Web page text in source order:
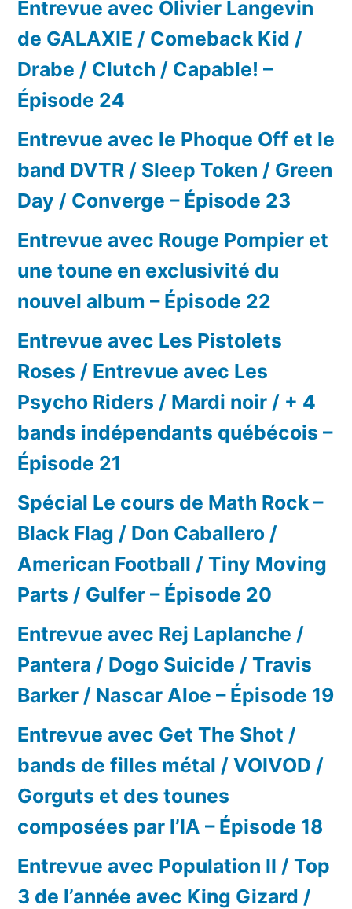
Entrevue avec Olivier Langevin
de GALAXIE / Comeback Kid /
Drabe / Clutch / Capable! –
Épisode 24
Entrevue avec le Phoque Off et le
band DVTR / Sleep Token / Green
Day / Converge – Épisode 23
Entrevue avec Rouge Pompier et
une toune en exclusivité du
nouvel album – Épisode 22
Entrevue avec Les Pistolets
Roses / Entrevue avec Les
Psycho Riders / Mardi noir / + 4
bands indépendants québécois –
Épisode 21
Spécial Le cours de Math Rock –
Black Flag / Don Caballero /
American Football / Tiny Moving
Parts / Gulfer – Épisode 20
Entrevue avec Rej Laplanche /
Pantera / Dogo Suicide / Travis
Barker / Nascar Aloe – Épisode 19
Entrevue avec Get The Shot /
bands de filles métal / VOIVOD /
Gorguts et des tounes
composées par l’IA – Épisode 18
Entrevue avec Population II / Top
3 de l’année avec King Gizard /